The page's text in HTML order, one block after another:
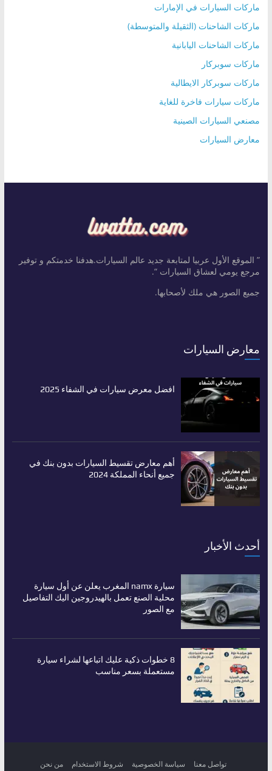
ماركات السيارات في الإمارات
ماركات الشاحنات (الثقيلة والمتوسطة)
ماركات الشاحنات اليابانية
ماركات سوبركار
ماركات سوبركار الايطالية
ماركات سيارات فاخرة للغاية
مصنعي السيارات الصينية
معارض السيارات
” الموقع الأول عربيا لمتابعة جديد عالم السيارات.هدفنا خدمتكم و توفير
مرجع يومي لعشاق السيارات “.
جميع الصور هي ملك لأصحابها.
معارض السيارات
افضل معرض سيارات في الشفاء 2025
أهم معارض تقسيط السيارات بدون بنك في
جميع أنحاء المملكة 2024
أحدث الأخبار
سيارة namx المغرب يعلن عن أول سيارة
محلية الصنع تعمل بالهيدروجين اليك التفاصيل
مع الصور
8 خطوات ذكية عليك اتباعها لشراء سيارة
مستعملة بسعر مناسب
تواصل معنا سياسة الخصوصية شروط الاستخدام من نحن